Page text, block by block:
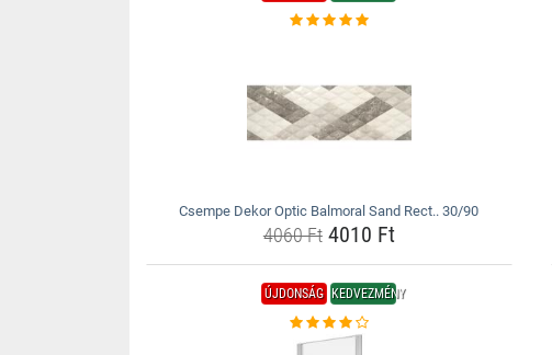
Csempe Dekor Optic Balmoral Sand Rect.. 30/90
4060 Ft4010 Ft
ÚJDONSÁG KEDVEZMÉNY